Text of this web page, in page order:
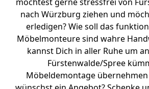
nach Würzburg ziehen und
erledigen? Wie soll das
Möbelmonteure sind wahre
kannst Dich in aller Ruhe um
Fürstenwalde/Spree
Möbeldemontage